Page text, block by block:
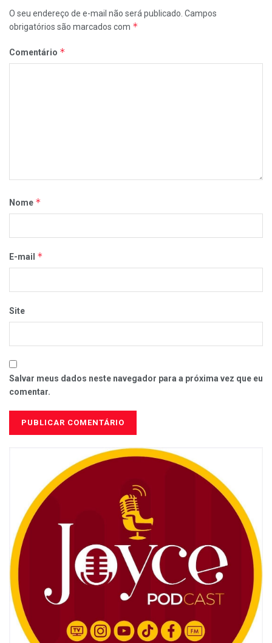
O seu endereço de e-mail não será publicado. Campos
obrigatórios são marcados com *
Comentário *
Nome *
E-mail *
Site
Salvar meus dados neste navegador para a próxima vez que eu
comentar.